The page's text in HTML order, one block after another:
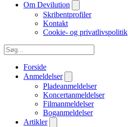
Om Devilution
Skribentprofiler
Kontakt
Cookie- og privatlivspolitik
Forside
Anmeldelser
Pladeanmeldelser
Koncertanmeldelser
Filmanmeldelser
Boganmeldelser
Artikler